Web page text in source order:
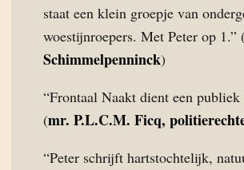
staat een klein groepje van
woestijnroepers. Met Peter op 1.”
Schimmelpenninck)
“Frontaal Naakt dient een publiek
(mr. P.L.C.M. Ficq,
“Peter schrijft hartstochtelijk,